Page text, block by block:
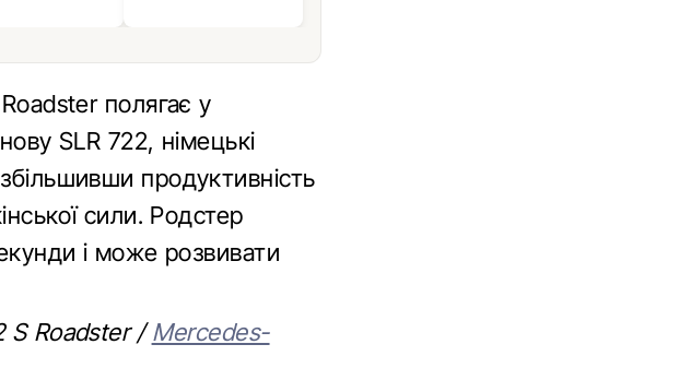
полягає у
SLR 722, німецькі
продуктивність
сили. Родстер
і може розвивати
S Roadster /Mercedes-